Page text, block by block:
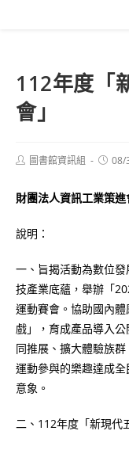
112年度「
會」
Post圖書館資訊組
Post08/
財團法人資訊工業策進
說明：
一、旨揭活動為數位
技產業底蘊，舉辦「
運動賽會。協助國內
戲」，育成產品導入
同推展、擴大體驗族
運動參與的樂趣達成
意象。
二、112年度「新現代